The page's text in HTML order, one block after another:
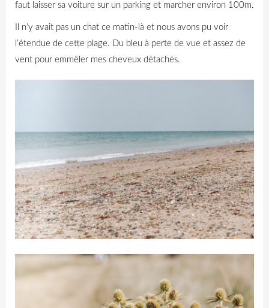
faut laisser sa voiture sur un parking et marcher environ 100m.
Il n’y avait pas un chat ce matin-là et nous avons pu voir
l’étendue de cette plage. Du bleu à perte de vue et assez de
vent pour emmêler mes cheveux détachés.